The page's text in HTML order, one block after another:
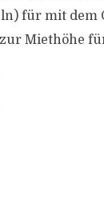
für mit
Miethöhe